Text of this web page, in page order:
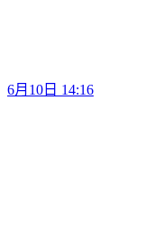
6月10日 14:16